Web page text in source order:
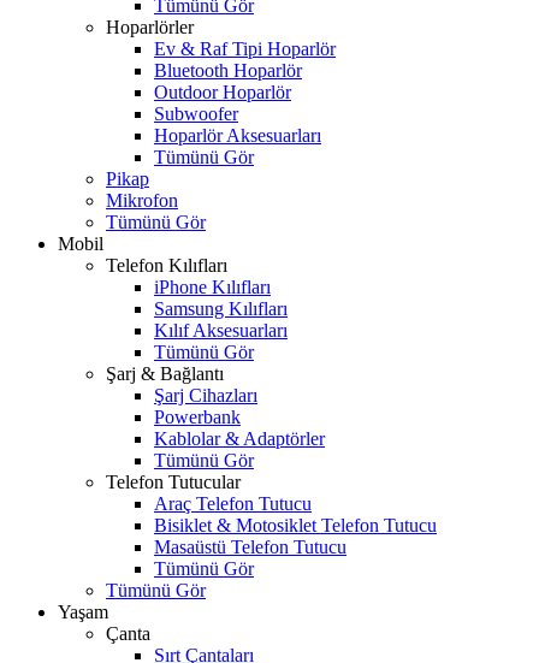
Tümünü Gör
Hoparlörler
Ev & Raf Tipi Hoparlör
Bluetooth Hoparlör
Outdoor Hoparlör
Subwoofer
Hoparlör Aksesuarları
Tümünü Gör
Pikap
Mikrofon
Tümünü Gör
Mobil
Telefon Kılıfları
iPhone Kılıfları
Samsung Kılıfları
Kılıf Aksesuarları
Tümünü Gör
Şarj & Bağlantı
Şarj Cihazları
Powerbank
Kablolar & Adaptörler
Tümünü Gör
Telefon Tutucular
Araç Telefon Tutucu
Bisiklet & Motosiklet Telefon Tutucu
Masaüstü Telefon Tutucu
Tümünü Gör
Tümünü Gör
Yaşam
Çanta
Sırt Çantaları